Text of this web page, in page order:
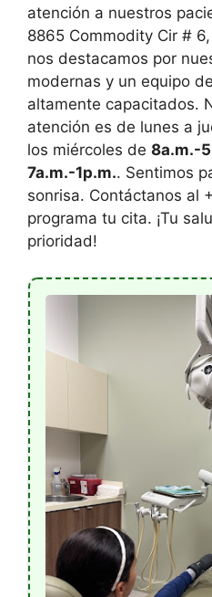
atención a nuestros
8865 Commodity Cir #
nos destacamos por
modernas y un equipo
altamente capacitados.
atención es de lunes a
los miércoles de 8a.m.-
7a.m.-1p.m.. Sentimos
sonrisa. Contáctanos al
programa tu cita. ¡Tu
prioridad!